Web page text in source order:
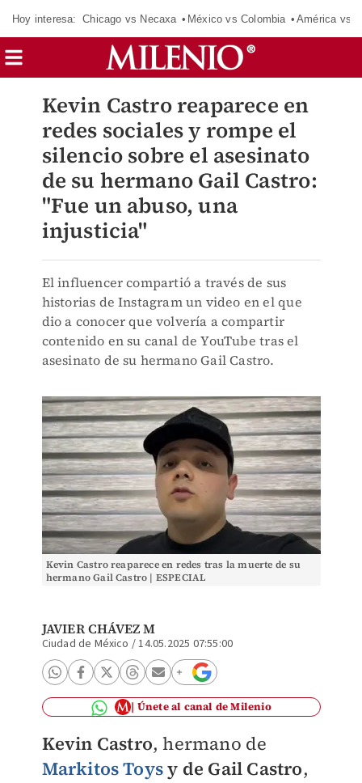
Hoy interesa: Chicago vs Necaxa México vs Colombia América vs
Kevin Castro reaparece en
redes sociales y rompe el
silencio sobre el asesinato
de su hermano Gail Castro:
"Fue un abuso, una
injusticia"
El influencer compartió a través de sus
historias de Instagram un video en el que
dio a conocer que volvería a compartir
contenido en su canal de YouTube tras el
asesinato de su hermano Gail Castro.
Kevin Castro reaparece en redes tras la muerte de su
hermano Gail Castro | ESPECIAL
JAVIER CHÁVEZ M
Ciudad de México /14.05.2025 07:55:00
Únete al canal de Milenio
Kevin Castro, hermano de
Markitos Toysy de Gail Castro,